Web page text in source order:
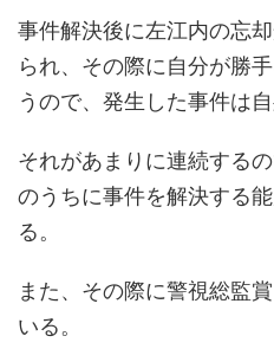
事件解決後に左江内の忘
られ、その際に自分が勝
うので、発生した事件は
それがあまりに連続する
のうちに事件を解決する
る。
また、その際に警視総監
いる。